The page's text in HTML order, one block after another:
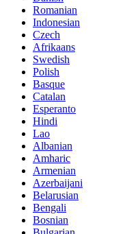
Romanian
Indonesian
Czech
Afrikaans
Swedish
Polish
Basque
Catalan
Esperanto
Hindi
Lao
Albanian
Amharic
Armenian
Azerbaijani
Belarusian
Bengali
Bosnian